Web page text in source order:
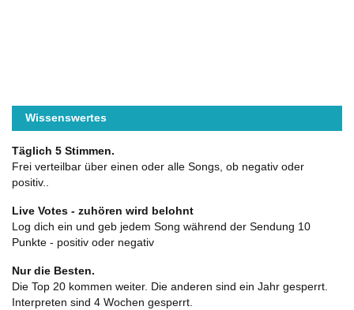
Wissenswertes
Täglich 5 Stimmen.
Frei verteilbar über einen oder alle Songs, ob negativ oder
positiv..
Live Votes - zuhören wird belohnt
Log dich ein und geb jedem Song während der Sendung 10
Punkte - positiv oder negativ
Nur die Besten.
Die Top 20 kommen weiter. Die anderen sind ein Jahr gesperrt.
Interpreten sind 4 Wochen gesperrt.